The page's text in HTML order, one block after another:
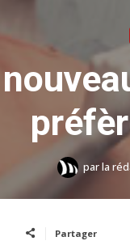
parla
Partager